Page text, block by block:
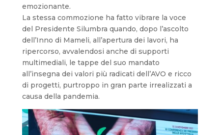
emozionante.
La stessa commozione ha fatto vibrare la voce
del Presidente Silumbra quando, dopo l’ascolto
dell’Inno di Mameli, all’apertura dei lavori, ha
ripercorso, avvalendosi anche di supporti
multimediali, le tappe del suo mandato
all’insegna dei valori più radicati dell’AVO e ricco
di progetti, purtroppo in gran parte irrealizzati a
causa della pandemia.